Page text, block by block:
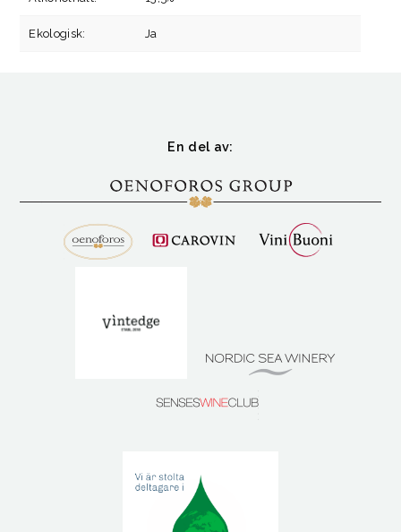
Ekologisk: Ja
En del av: